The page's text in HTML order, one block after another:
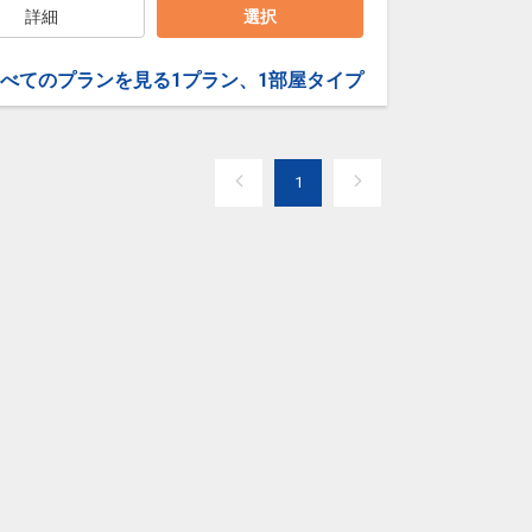
詳細 選択
てのプランを見る1プラン、1部屋タイプ
1